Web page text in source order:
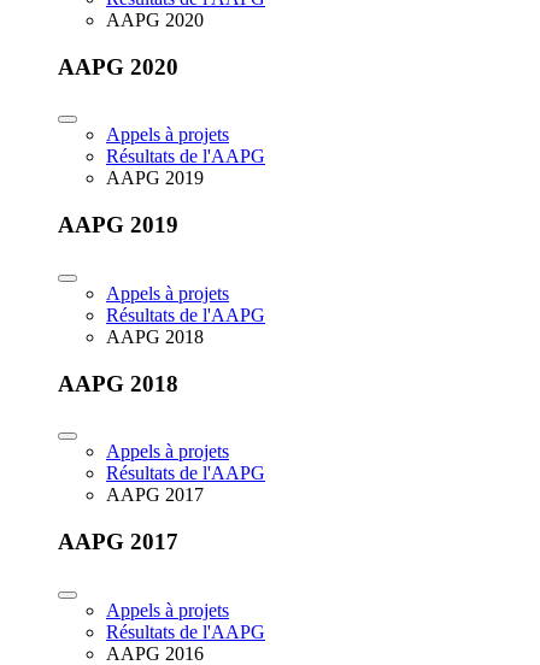
AAPG 2020
AAPG 2020
Appels à projets
Résultats de l'AAPG
AAPG 2019
AAPG 2019
Appels à projets
Résultats de l'AAPG
AAPG 2018
AAPG 2018
Appels à projets
Résultats de l'AAPG
AAPG 2017
AAPG 2017
Appels à projets
Résultats de l'AAPG
AAPG 2016